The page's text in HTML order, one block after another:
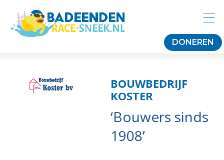
DONEREN
BOUWBEDRIJF
KOSTER
‘Bouwers sinds
1908’